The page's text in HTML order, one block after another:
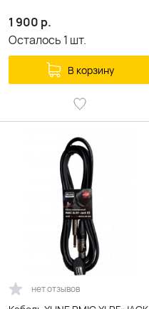
1 900 р.
Осталось 1 шт.
В корзину
нет отзывов